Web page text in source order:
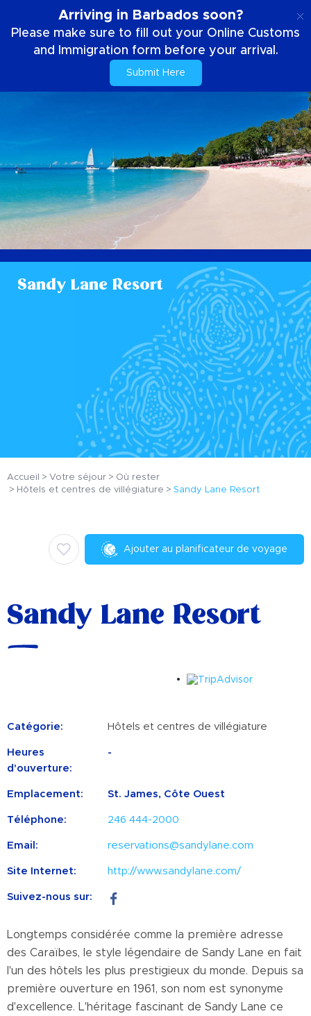
Arriving in Barbados soon?
Please make sure to fill out your Online Customs
and Immigration form before your arrival.
Submit Here
Sandy Lane Resort
Accueil Votre séjour
Où rester
Hôtels et centres de villégiature
Sandy Lane Resort
Ajouter au planificateur de voyage
Sandy Lane Resort
Catégorie: Hôtels et centres de villégiature
Heures
d'ouverture:
-
Emplacement: St. James, Côte Ouest
Téléphone: 246 444-2000
Email: reservations@sandylane.com
Site Internet: http://www.sandylane.com/
Suivez-nous sur:
Longtemps considérée comme la première adresse
des Caraïbes, le style légendaire de Sandy Lane en fait
l'un des hôtels les plus prestigieux du monde. Depuis sa
première ouverture en 1961, son nom est synonyme
d'excellence. L'héritage fascinant de Sandy Lane ce